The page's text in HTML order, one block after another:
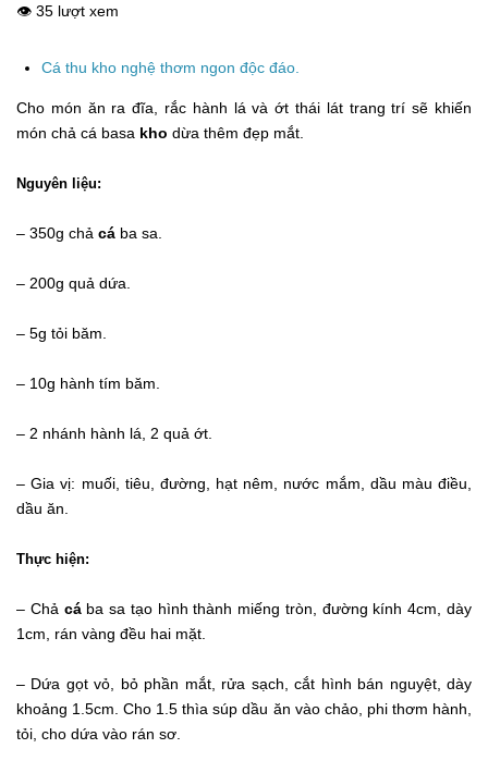
👁️ 35 lượt xem
Cá thu kho nghệ thơm ngon độc đáo.
Cho món ăn ra đĩa, rắc hành lá và ớt thái lát trang trí sẽ khiến
món chả cá basa kho dừa thêm đẹp mắt.
Nguyên liệu:
– 350g chả cá ba sa.
– 200g quả dứa.
– 5g tỏi băm.
– 10g hành tím băm.
– 2 nhánh hành lá, 2 quả ớt.
– Gia vị: muối, tiêu, đường, hạt nêm, nước mắm, dầu màu điều,
dầu ăn.
Thực hiện:
– Chả cába sa tạo hình thành miếng tròn, đường kính 4cm, dày
1cm, rán vàng đều hai mặt.
– Dứa gọt vỏ, bỏ phần mắt, rửa sạch, cắt hình bán nguyệt, dày
khoảng 1.5cm. Cho 1.5 thìa súp dầu ăn vào chảo, phi thơm hành,
tỏi, cho dứa vào rán sơ.